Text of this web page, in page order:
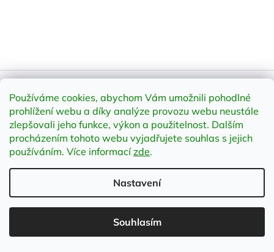
Používáme cookies, abychom Vám umožnili pohodlné
prohlížení webu a díky analýze provozu webu neustále
zlepšovali jeho funkce, výkon a použitelnost. Dalším
procházením tohoto webu vyjadřujete souhlas s jejich
používáním. Více informacízde.
Nastavení
Souhlasím
Vytvořil Shoptet
Copyright 2026element-shop.cz. Všechna práva vyhrazena.
Upravit nastavení cookies